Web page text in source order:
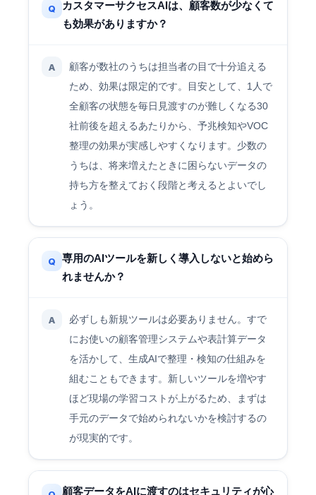
Q
カスタマーサクセスAIは、顧客数が少なくて
も効果がありますか？
A
顧客が数社のうちは担当者の目で十分追える
ため、効果は限定的です。目安として、1人で
全顧客の状態を毎日見渡すのが難しくなる30
社前後を超えるあたりから、予兆検知やVOC
整理の効果が実感しやすくなります。少数の
うちは、将来増えたときに困らないデータの
持ち方を整えておく段階と考えるとよいでし
ょう。
Q
専用のAIツールを新しく導入しないと始めら
れませんか？
A
必ずしも新規ツールは必要ありません。すで
にお使いの顧客管理システムや表計算データ
を活かして、生成AIで整理・検知の仕組みを
組むこともできます。新しいツールを増やす
ほど現場の学習コストが上がるため、まずは
手元のデータで始められないかを検討するの
が現実的です。
顧客データをAIに渡すのはセキュリティが心